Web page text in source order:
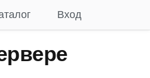
Вход